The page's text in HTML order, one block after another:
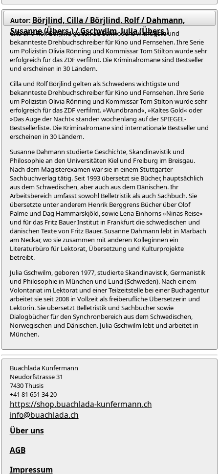
Autor: Börjlind, Cilla / Börjlind, Rolf / Dahmann,
Susanne (Übers.) / Gschwilm, Julia (Übers.)
Cilla und Rolf Börjlind gelten als Schwedens wichtigste und
bekannteste Drehbuchschreiber für Kino und Fernsehen. Ihre Serie
um Polizistin Olivia Rönning und Kommissar Tom Stilton wurde sehr
erfolgreich für das ZDF verfilmt. Die Kriminalromane sind Bestseller
und erscheinen in 30 Ländern.
Cilla und Rolf Börjlind gelten als Schwedens wichtigste und
bekannteste Drehbuchschreiber für Kino und Fernsehen. Ihre Serie
um Polizistin Olivia Rönning und Kommissar Tom Stilton wurde sehr
erfolgreich für das ZDF verfilmt. »Wundbrand«, »Kaltes Gold« oder
»Das Auge der Nacht« standen wochenlang auf der SPIEGEL-
Bestsellerliste. Die Kriminalromane sind internationale Bestseller und
erscheinen in 30 Ländern.
Susanne Dahmann studierte Geschichte, Skandinavistik und
Philosophie an den Universitäten Kiel und Freiburg im Breisgau.
Nach dem Magisterexamen war sie in einem Stuttgarter
Sachbuchverlag tätig. Seit 1993 übersetzt sie Bücher, hauptsächlich
aus dem Schwedischen, aber auch aus dem Dänischen. Ihr
Arbeitsbereich umfasst sowohl Belletristik als auch Sachbuch. Sie
übersetzte unter anderem Henrik Berggrens Bücher über Olof
Palme und Dag Hammarskjöld, sowie Lena Einhorns »Ninas Reise«
und für das Fritz Bauer Institut in Frankfurt die schwedischen und
dänischen Texte von Fritz Bauer. Susanne Dahmann lebt in Marbach
am Neckar, wo sie zusammen mit anderen Kolleginnen ein
Literaturbüro für Lektorat, Übersetzung und Kulturprojekte
betreibt.
Julia Gschwilm, geboren 1977, studierte Skandinavistik, Germanistik
und Philosophie in München und Lund (Schweden). Nach einem
Volontariat im Lektorat und einer Teilzeitstelle bei einer Buchagentur
arbeitet sie seit 2008 in Vollzeit als freiberufliche Übersetzerin und
Lektorin. Sie übersetzt Belletristik und Sachbücher sowie
Dialogbücher für den Synchronbereich aus dem Schwedischen,
Norwegischen und Dänischen. Julia Gschwilm lebt und arbeitet in
München.
Buachlada Kunfermann
Neudorfstrasse 31
7430 Thusis
+41 81 651 34 20
https://shop.buachlada-kunfermann.ch
info@buachlada.ch
Über uns
AGB
Impressum